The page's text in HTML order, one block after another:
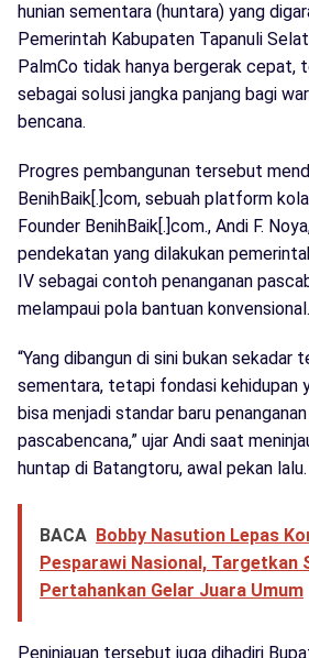
hunian sementara (huntara) yang
Pemerintah Kabupaten Tapanuli
PalmCo tidak hanya bergerak cepat,
sebagai solusi jangka panjang bagi
bencana.
Progres pembangunan tersebut
BenihBaik[.]com, sebuah platform
Founder BenihBaik[.]com., Andi F.
pendekatan yang dilakukan
IV sebagai contoh penanganan
melampaui pola bantuan konvensional.
“Yang dibangun di sini bukan
sementara, tetapi fondasi kehidupan
bisa menjadi standar baru
pascabencana,” ujar Andi saat
huntap di Batangtoru, awal pekan lalu.
BACA Bobby Nasution Lepas
Pesparawi Nasional, Targetkan
Pertahankan Gelar Juara Umum
Peninjauan tersebut juga dihadiri